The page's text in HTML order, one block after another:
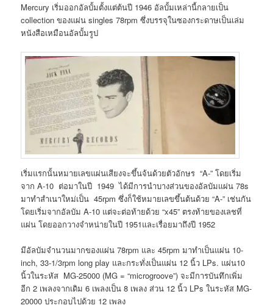
Mercury เริ่มออกอัลบั้มตั้งแต่ต้นปี 1946 อัลบั้มเหล่านี้กลายเป็น
collection ของแผ่น singles 78rpm ซึ่งบรรจุในซองกระดาษเป็นเล่ม
หนังสือเหมือนอัลบั้มรูป
เริ่มแรกนั้นหมายเลขแผ่นเสียงจะขึ้นจ้นด้วยตัวอักษร “A-” โดยเริ่ม
จาก A-10 ต่อมาในปี 1949 ได้มีการนำบางส่วนของอัลบัมแผ่น 78s
มาทำสำเนาใหม่เป็น 45rpm ซึ่งก็ใช้หมายเลขขึ้นต้นด้วย “A-” เช่นกัน
โดยเริ่มจากอัลบัม A-10 แต่จะต่อท้ายด้วย “x45” ตรงท้ายของเลชที่
แผ่น โดยออกวางจำหน่ายในปี 1951และเรื่อยมาถึงปี 1952
มีอัลบัมจำนวนมากของแผ่น 78rpm และ 45rpm มาทำเป็นแผ่น 10-
inch, 33-1/3rpm long play และกระทั่งเป็นแผ่น 12 นิ้ว LPs. แผ่น10
นิ้วในระหัส MG-25000 (MG = “microgroove”) จะมีการบันทึกเพิ่ม
อีก 2 เพลงจากเดิม 6 เพลงเป็น 8 เพลง ส่วน 12 นิ้ว LPs ในระหัส MG-
20000 ประกอบไปด้วย 12 เพลง